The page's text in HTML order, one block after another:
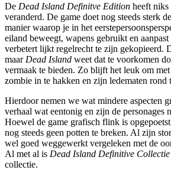
De Dead Island Definitve Edition heeft niks
veranderd. De game doet nog steeds sterk
manier waarop je in het
eiland beweegt, wapens gebruikt en aanpast
verbetert lijkt regelrecht te zijn gekopieerd.
maar Dead Island weet dat te voorkomen
vermaak te bieden. Zo blijft het leuk om
zombie in te hakken en zijn ledematen rond
Hierdoor nemen we wat mindere aspecten
verhaal wat eentonig en zijn de personages
Hoewel de game grafisch flink is
nog steeds geen potten te breken. Al zijn
wel goed weggewerkt vergeleken met de
Al met al is Dead Island Definitive Collectie
collectie.